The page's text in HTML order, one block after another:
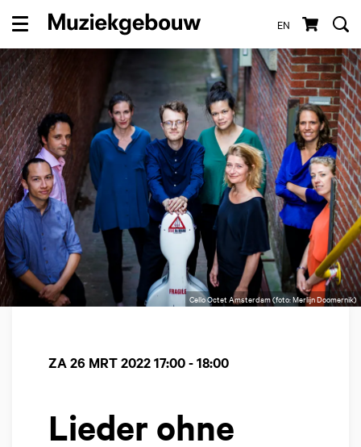
EN
Menu
Cello Octet Amsterdam (foto: Merlijn Doomernik)
Lieder ohne
ZA 26 MRT 202217:00 - 18:00